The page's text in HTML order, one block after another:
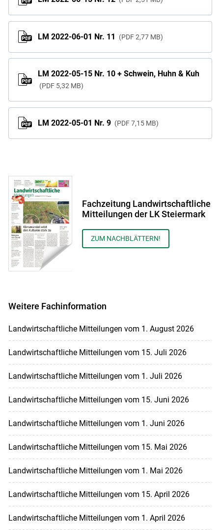
LM 2022-06-01 Nr. 11 PDF 2,77 MB
LM 2022-05-15 Nr. 10 + Schwein, Huhn & Kuh
PDF 5,32 MB
LM 2022-05-01 Nr. 9 PDF 7,15 MB
Fachzeitung Landwirtschaftliche
Mitteilungen der LK Steiermark
ZUM NACHBLÄTTERN!
Weitere Fachinformation
Landwirtschaftliche Mitteilungen vom 1. August 2026
Landwirtschaftliche Mitteilungen vom 15. Juli 2026
Landwirtschaftliche Mitteilungen vom 1. Juli 2026
Landwirtschaftliche Mitteilungen vom 15. Juni 2026
Landwirtschaftliche Mitteilungen vom 1. Juni 2026
Landwirtschaftliche Mitteilungen vom 15. Mai 2026
Landwirtschaftliche Mitteilungen vom 1. Mai 2026
Landwirtschaftliche Mitteilungen vom 15. April 2026
Landwirtschaftliche Mitteilungen vom 1. April 2026